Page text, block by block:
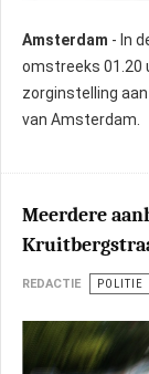
Amsterdam - In
omstreeks 01.20
zorginstelling
van Amsterdam.
Meerdere
REDACTIE POLITIE